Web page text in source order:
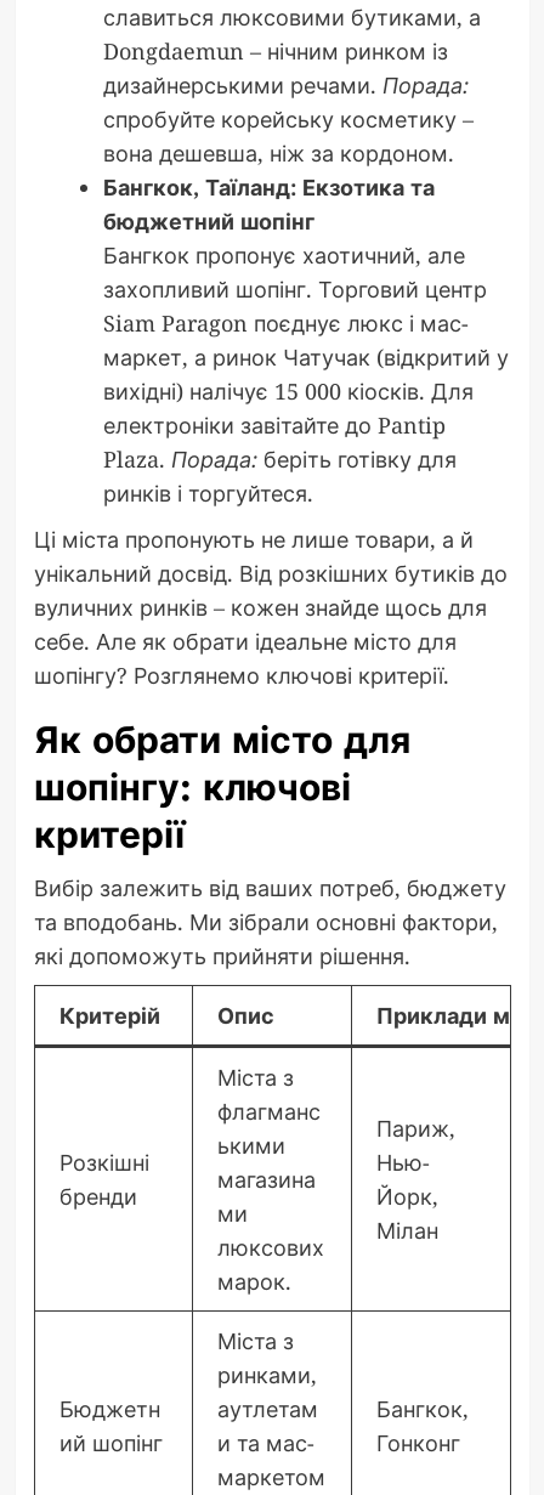
славиться люксовими бутиками, а
Dongdaemun – нічним ринком із
дизайнерськими речами. Порада:
спробуйте корейську косметику –
вона дешевша, ніж за кордоном.
Бангкок, Таїланд: Екзотика та
бюджетний шопінг
Бангкок пропонує хаотичний, але
захопливий шопінг. Торговий центр
Siam Paragon поєднує люкс і мас-
маркет, а ринок Чатучак (відкритий у
вихідні) налічує 15 000 кіосків. Для
електроніки завітайте до Pantip
Plaza. Порада:беріть готівку для
ринків і торгуйтеся.
Ці міста пропонують не лише товари, а й
унікальний досвід. Від розкішних бутиків до
вуличних ринків – кожен знайде щось для
себе. Але як обрати ідеальне місто для
шопінгу? Розглянемо ключові критерії.
Як обрати місто для
шопінгу: ключові
критерії
Вибір залежить від ваших потреб, бюджету
та вподобань. Ми зібрали основні фактори,
які допоможуть прийняти рішення.
Критерій Опис Приклади міст
Розкішні
бренди
Міста з
флагманс
ькими
магазина
ми
люксових
марок.
Париж,
Нью-
Йорк,
Мілан
Бюджетн
ий шопінг
Міста з
ринками,
аутлетам
и та мас-
маркетом
Бангкок,
Гонконг